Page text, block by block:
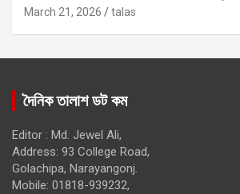
March 21, 2026 talas
দৈনিক তালাশ ডট কম
Editor : Md. Jewel Ali,
Address: 93 College Road,
Golachipa, Narayangonj.
Mobile: 01818-939232,